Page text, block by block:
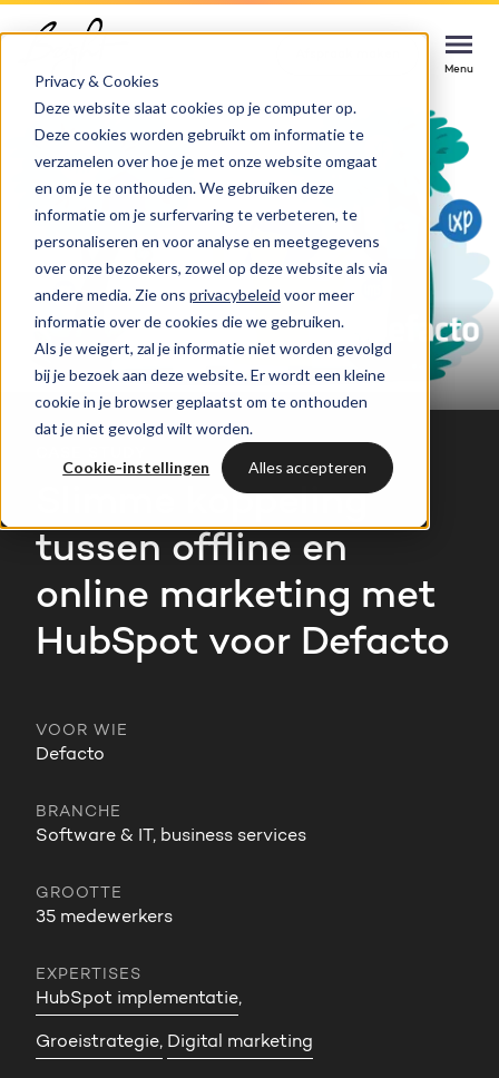
Privacy & Cookies
Deze website slaat cookies op je computer op.
Deze cookies worden gebruikt om informatie te
verzamelen over hoe je met onze website omgaat
en om je te onthouden. We gebruiken deze
informatie om je surfervaring te verbeteren, te
personaliseren en voor analyse en meetgegevens
over onze bezoekers, zowel op deze website als via
andere media. Zie ons privacybeleid voor meer
informatie over de cookies die we gebruiken.
Als je weigert, zal je informatie niet worden gevolgd
bij je bezoek aan deze website. Er wordt een kleine
cookie in je browser geplaatst om te onthouden
dat je niet gevolgd wilt worden.
Cookie-instellingen Alles accepteren
Menu
Menu
Services
HUBSPOT SERVICES
HubSpot implementatie
HubSpot automations
HubSpot integraties
HubSpot trainingen
GROWTH SERVICES
Digital marketing
AI services
WEBSITE SERVICES
Cases
Branches
Bright
WELKOM BIJ BRIGHT
Team
Contact
HubSpot partner
Awards
Inspiratie
LAAT JE INSPIREREN
Blog
Events & webinars
Kennisbank
HubSpot
Haal alles uit je HubSpot licentie
Menu
Could not loads results. Please refresh the
Slimme koppeling
tussen offline en
online marketing met
HubSpot voor Defacto
VOOR WIE
Defacto
BRANCHE
Software & IT, business services
GROOTTE
35 medewerkers
EXPERTISES
HubSpot implementatie,
Groeistrategie, Digital marketing